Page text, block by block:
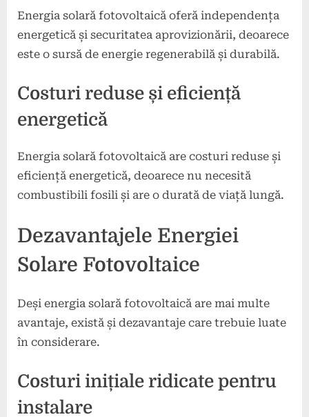
Energia solară fotovoltaică oferă independența
energetică și securitatea aprovizionării, deoarece
este o sursă de energie regenerabilă și durabilă.
Costuri reduse și eficiență
energetică
Energia solară fotovoltaică are costuri reduse și
eficiență energetică, deoarece nu necesită
combustibili fosili și are o durată de viață lungă.
Dezavantajele Energiei
Solare Fotovoltaice
Deși energia solară fotovoltaică are mai multe
avantaje, există și dezavantaje care trebuie luate
în considerare.
Costuri inițiale ridicate pentru
instalare